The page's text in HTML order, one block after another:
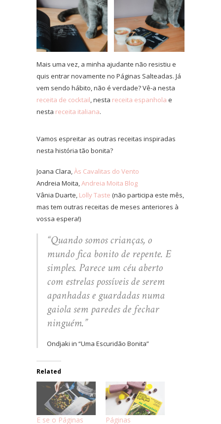
Mais uma vez, a minha ajudante não resistiu e
quis entrar novamente no Páginas Salteadas. Já
vem sendo hábito, não é verdade? Vê-a nesta
receita de cocktail, nesta receita espanhola e
nesta receita italiana.
Vamos espreitar as outras receitas inspiradas
nesta história tão bonita?
Joana Clara,Às Cavalitas do Vento
Andreia Moita,Andreia Moita Blog
Vânia Duarte, Lolly Taste (não participa este mês,
mas tem outras receitas de meses anteriores à
vossa espera!)
“Quando somos crianças, o
mundo fica bonito de repente. E
simples. Parece um céu aberto
com estrelas possíveis de serem
apanhadas e guardadas numa
gaiola sem paredes de fechar
ninguém.”
Ondjaki in “Uma Escuridão Bonita”
Related
E se o Páginas Páginas